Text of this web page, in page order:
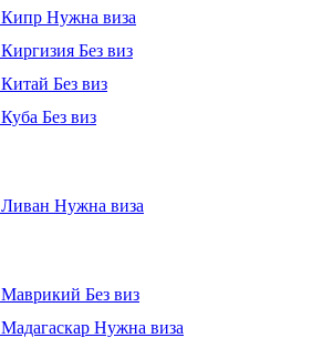
Кипр Нужна виза
Киргизия Без виз
Китай Без виз
Куба Без виз
Ливан Нужна виза
Маврикий Без виз
Мадагаскар Нужна виза